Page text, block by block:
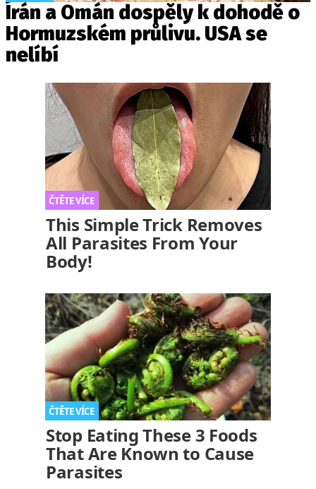
Írán a Omán dospěly k dohodě o
Hormuzském průlivu. USA se
nelíbí
This Simple Trick Removes
All Parasites From Your
Body!
Stop Eating These 3 Foods
That Are Known to Cause
Parasites